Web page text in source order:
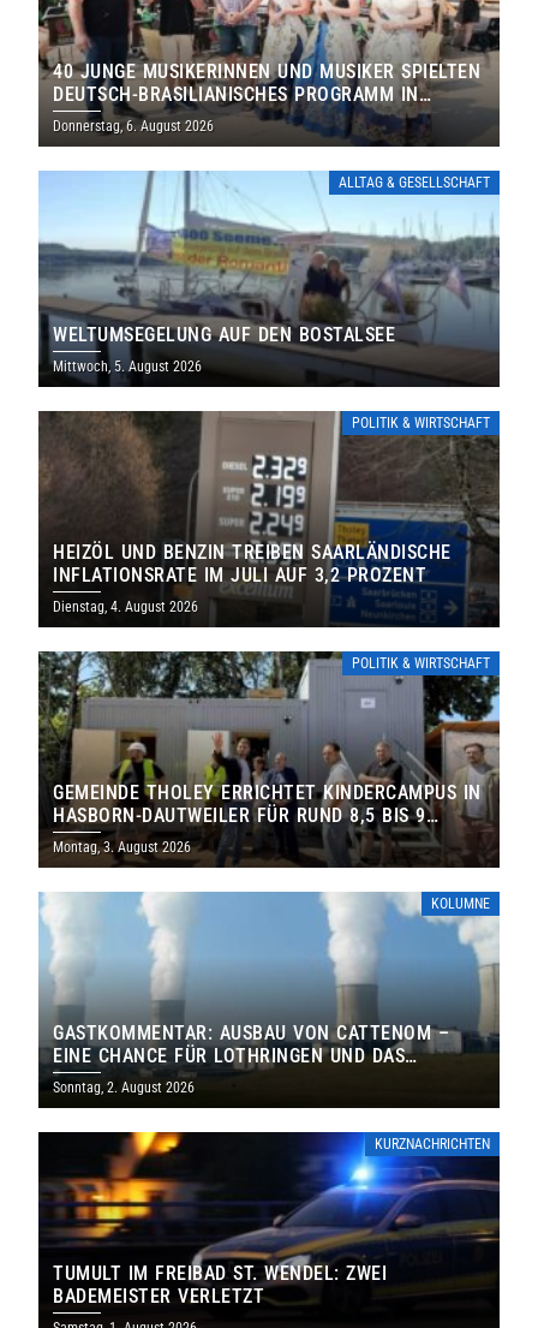
40 JUNGE MUSIKERINNEN UND MUSIKER SPIELTEN
DEUTSCH-BRASILIANISCHES PROGRAMM IN
THOLEY
Donnerstag, 6. August 2026
ALLTAG & GESELLSCHAFT
WELTUMSEGELUNG AUF DEN BOSTALSEE
Mittwoch, 5. August 2026
POLITIK & WIRTSCHAFT
HEIZÖL UND BENZIN TREIBEN SAARLÄNDISCHE
INFLATIONSRATE IM JULI AUF 3,2 PROZENT
Dienstag, 4. August 2026
POLITIK & WIRTSCHAFT
GEMEINDE THOLEY ERRICHTET KINDERCAMPUS IN
HASBORN-DAUTWEILER FÜR RUND 8,5 BIS 9
MILLIONEN EURO
Montag, 3. August 2026
KOLUMNE
GASTKOMMENTAR: AUSBAU VON CATTENOM –
EINE CHANCE FÜR LOTHRINGEN UND DAS
SAARLAND
Sonntag, 2. August 2026
KURZNACHRICHTEN
TUMULT IM FREIBAD ST. WENDEL: ZWEI
BADEMEISTER VERLETZT